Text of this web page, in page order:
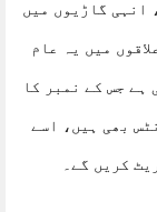
انہی گاڑیوں میں
میں یہ عام
ہے جس کے نمبر کا
بھی ہیں، اسے
کریں گے۔